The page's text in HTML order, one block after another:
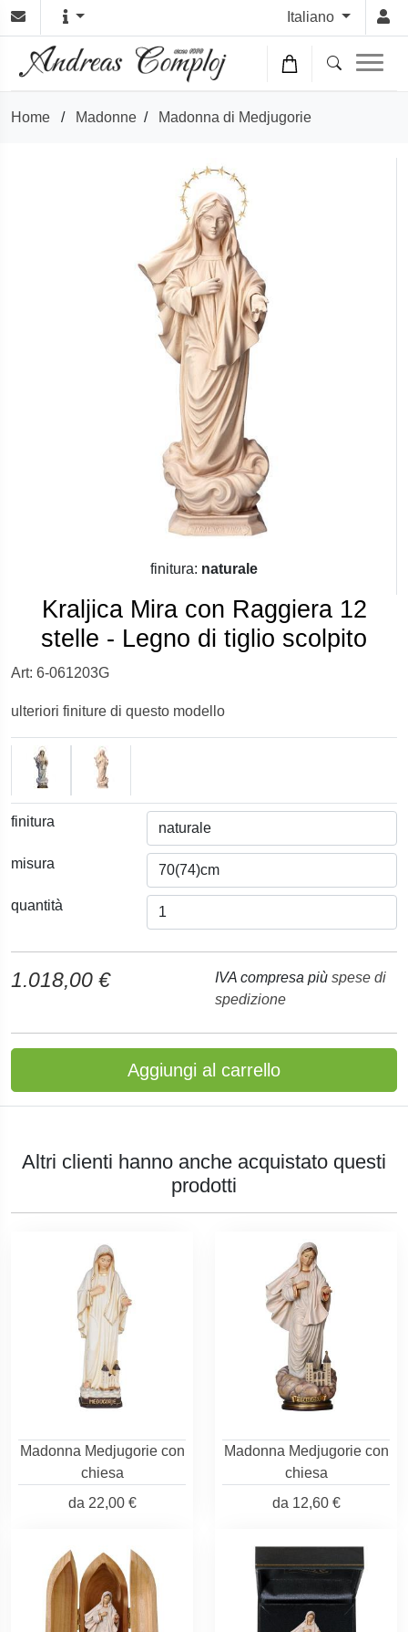
Italiano
Home / Madonne / Madonna di Medjugorie
finitura: naturale
Kraljica Mira con Raggiera 12
stelle - Legno di tiglio scolpito
Art: 6-061203G
ulteriori finiture di questo modello
finitura
misura
quantità
1.018,00 € IVA compresa più spese di
spedizione
Aggiungi al carrello
Altri clienti hanno anche acquistato questi
prodotti
Madonna Medjugorie con
chiesa
da 22,00 €
Madonna Medjugorie con
chiesa
da 12,60 €